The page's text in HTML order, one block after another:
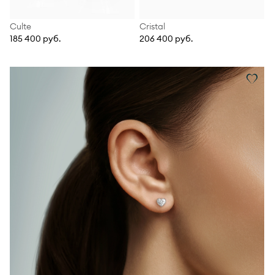
Culte
185 400 руб.
Cristal
206 400 руб.